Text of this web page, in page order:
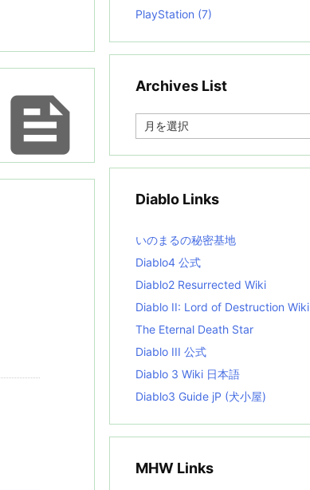

PlayStation (7)
Archives List
e
i
s
t
Diablo Links
いのまるの秘密基地
Diablo4 公式
Diablo2 Resurrected Wiki
Diablo II: Lord of Destruction Wiki
The Eternal Death Star
Diablo III 公式
Diablo 3 Wiki 日本語
Diablo3 Guide jP (犬小屋)
MHW Links